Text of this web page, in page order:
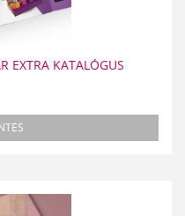
EXTRA KATALÓGUS